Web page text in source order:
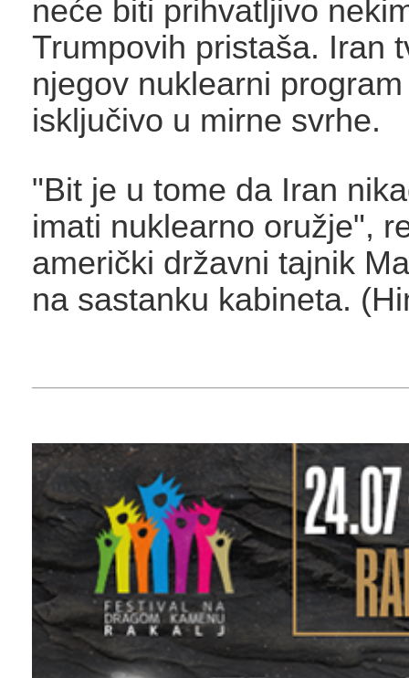
neće biti prihvatljivo
Trumpovih pristaša. Iran
njegov nuklearni
isključivo u mirne svrhe.
"Bit je u tome da Iran
imati nuklearno oružje",
američki državni tajnik
na sastanku kabineta.